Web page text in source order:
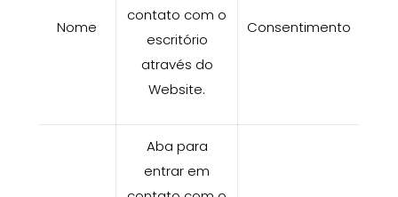
Nome
contato com o
escritório
através do
Website.
Consentimento
Aba para
entrar em